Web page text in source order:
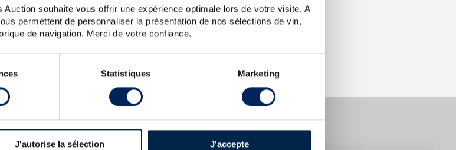
souhaite vous offrir une expérience optimale lors de votre visite. A
permettent de personnaliser la présentation de nos sélections de vin,
de navigation. Merci de votre confiance.
Statistiques Marketing
J'autorise la sélection J'accepte
demanda à Gordon & MacPhail
Comme la distillerie Glenfarclas n'a
embouteillage officiel pour la marché
Malt
Glenfarclas 1980 Of. Cask n1942
Collection